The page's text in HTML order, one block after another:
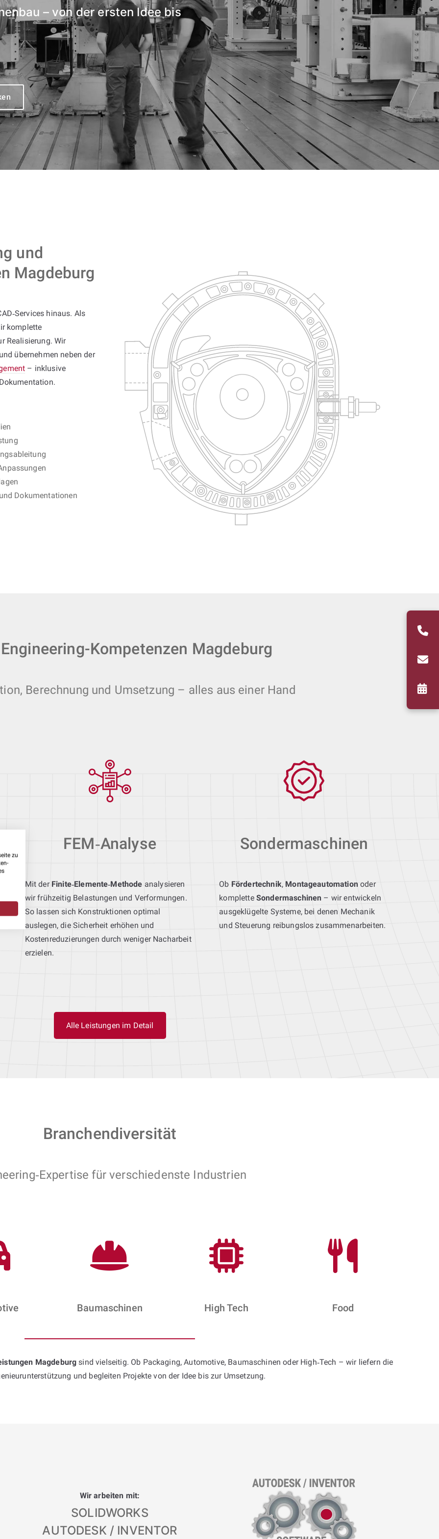
– von der ersten Idee bis
und
Magdeburg
hinaus. Als
komplette
Realisierung. Wir
übernehmen neben der
– inklusive
Dokumentationen
Kompetenzen Magdeburg
Berechnung und Umsetzung – alles aus einer Hand
FEM‑Analyse
Mit der Finite‑Elemente‑Methode analysieren
wir frühzeitig Belastungen und Verformungen.
So lassen sich Konstruktionen optimal
auslegen, die Sicherheit erhöhen und
Kostenreduzierungen durch weniger Nacharbeit
erzielen.
Sondermaschinen
Ob Fördertechnik, Montageautomationoder
komplette Sondermaschinen – wir entwickeln
ausgeklügelte Systeme, bei denen Mechanik
und Steuerung reibungslos zusammenarbeiten.
Alle Leistungen im Detail
Branchendiversität
für verschiedenste Industrien
Baumaschinen High Tech Food
Magdeburg sind vielseitig. Ob Packaging, Automotive, Baumaschinen oder High‑Tech – wir liefern die
und begleiten Projekte von der Idee bis zur Umsetzung.
Wir arbeiten mit:
SOLIDWORKS
AUTODESK / INVENTOR
zu